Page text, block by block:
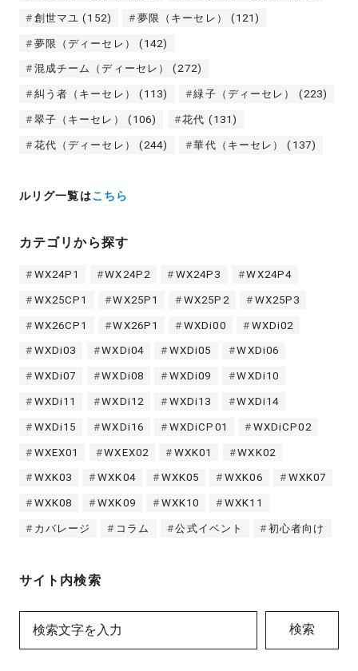
創世マユ (152) 夢限（キーセレ） (121)
夢限（ディーセレ） (142)
混成チーム（ディーセレ） (272)
糾う者（キーセレ） (113) 緑子（ディーセレ） (223)
翠子（キーセレ） (106) 花代 (131)
花代（ディーセレ） (244) 華代（キーセレ） (137)
ルリグ一覧はこちら
カテゴリから探す
WX24P1 WX24P2 WX24P3 WX24P4
WX25CP1 WX25P1 WX25P2 WX25P3
WX26CP1 WX26P1 WXDi00 WXDi02
WXDi03 WXDi04 WXDi05 WXDi06
WXDi07 WXDi08 WXDi09 WXDi10
WXDi11 WXDi12 WXDi13 WXDi14
WXDi15 WXDi16 WXDiCP01 WXDiCP02
WXEX01 WXEX02 WXK01 WXK02
WXK03 WXK04 WXK05 WXK06 WXK07
WXK08 WXK09 WXK10 WXK11
カバレージ コラム 公式イベント 初心者向け
サイト内検索
検索